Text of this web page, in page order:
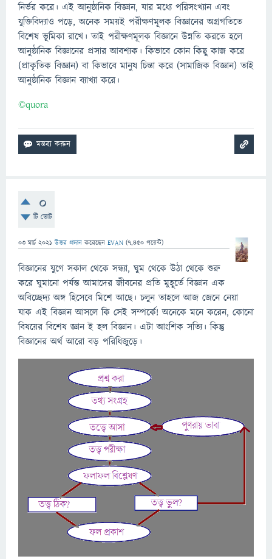
নির্ভর করে। এই আনুষ্ঠানিক বিজ্ঞান, যার মধ্যে পরিসংখ্যান এবং
যুক্তিবিদ্যাও পড়ে, অনেক সময়ই পরীক্ষণমূলক বিজ্ঞানের অগ্রগতিতে
বিশেষ ভূমিকা রাখে। তাই পরীক্ষণমূলক বিজ্ঞানে উন্নতি করতে হলে
আনুষ্ঠানিক বিজ্ঞানের প্রসার আবশ্যক। কিভাবে কোন কিছু কাজ করে
(প্রাকৃতিক বিজ্ঞান) বা কিভাবে মানুষ চিন্তা করে (সামাজিক বিজ্ঞান) তাই
আনুষ্ঠানিক বিজ্ঞান ব্যাখ্যা করে।
©️quora
0
টি ভোট
03 মার্চ 2021 উত্তর প্রদান করেছেন EVAN (7,450 পয়েন্ট)
বিজ্ঞানের যুগে সকাল থেকে সন্ধ্যা, ঘুম থেকে উঠা থেকে শুরু
করে ঘুমানো পর্যন্ত আমাদের জীবনের প্রতি মুহূর্তে বিজ্ঞান এক
অবিচ্ছেদ্য অঙ্গ হিসেবে মিশে আছে। চলুন তাহলে আজ জেনে নেয়া
যাক এই বিজ্ঞান আসলে কি সেই সম্পর্কে! অনেকে মনে করেন, কোনো
বিষয়ের বিশেষ জ্ঞান ই হল বিজ্ঞান। এটা আংশিক সত্যি। কিন্তু
বিজ্ঞানের অর্থ আরো বড় পরিধিজুড়ে।